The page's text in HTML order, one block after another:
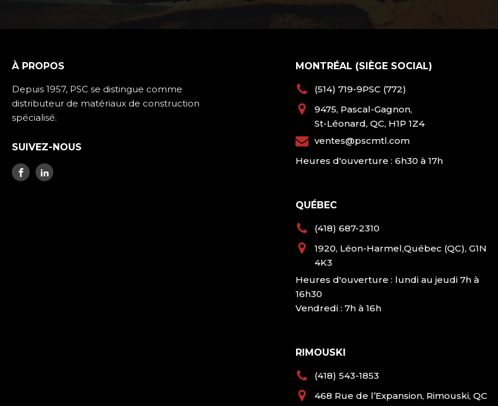
À PROPOS
Depuis 1957, PSC se distingue comme
distributeur de matériaux de construction
spécialisé.
SUIVEZ-NOUS
MONTRÉAL (SIÈGE SOCIAL)
(514) 719-9PSC (772)
9475, Pascal-Gagnon,
St-Léonard, QC, H1P 1Z4
ventes@pscmtl.com
Heures d'ouverture : 6h30 à 17h
QUÉBEC
(418) 687-2310
1920, Léon-Harmel,Québec (QC), G1N
4K3
Heures d'ouverture : lundi au jeudi 7h à
16h30
Vendredi : 7h à 16h
RIMOUSKI
(418) 543-1853
468 Rue de l’Expansion, Rimouski, QC